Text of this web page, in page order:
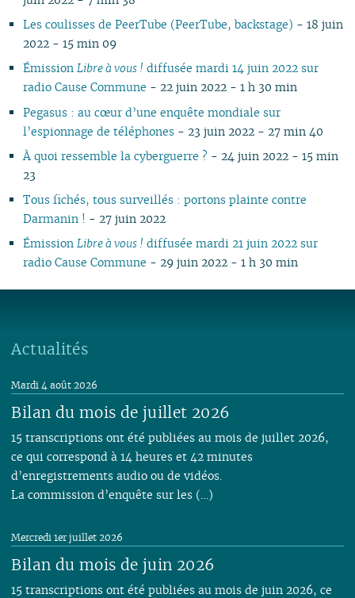
Les coulisses de PeerTube (PeerTube, backstage) - 18 juin
2022 - 15 min 09
Émission Libre à vous ! diffusée mardi 14 juin 2022 sur
radio Cause Commune - 22 juin 2022 - 1 h 30 min
Pegasus : au cœur d’une enquête mondiale sur
l’espionnage de téléphones - 23 juin 2022 - 27 min 40
À quoi ressemble la cyberguerre ? - 24 juin 2022 - 15 min
23
Tous fichés, tous surveillés : portons plainte contre
Darmanin ! - 27 juin 2022
Émission Libre à vous ! diffusée mardi 21 juin 2022 sur
radio Cause Commune - 29 juin 2022 - 1 h 30 min
Actualités
Bilan du mois de juillet 2026
Mardi 4 août 2026
15 transcriptions ont été publiées au mois de juillet 2026,
ce qui correspond à 14 heures et 42 minutes
d’enregistrements audio ou de vidéos.
La commission d’enquête sur les (…)
Bilan du mois de juin 2026
Mercredi 1er juillet 2026
15 transcriptions ont été publiées au mois de juin 2026, ce